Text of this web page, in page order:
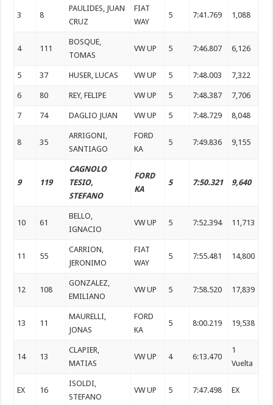
3 8
PAULIDES, JUAN
CRUZ
FIAT
WAY
5 7:41.769 1,088
4 111
BOSQUE,
TOMAS
VW UP 5 7:46.807 6,126
5 37 HUSER, LUCAS VW UP 5 7:48.003 7,322
6 80 REY, FELIPE VW UP 5 7:48.387 7,706
7 74 DAGLIO JUAN VW UP 5 7:48.729 8,048
8 35
ARRIGONI,
SANTIAGO
FORD
KA
5 7:49.836 9,155
9 119
CAGNOLO
TESIO,
STEFANO
FORD
KA
5 7:50.321 9,640
10 61
BELLO,
IGNACIO
VW UP 5 7:52.394 11,713
11 55
CARRION,
JERONIMO
FIAT
WAY
5 7:55.481 14,800
12 108
GONZALEZ,
EMILIANO
VW UP 5 7:58.520 17,839
13 11
MAURELLI,
JONAS
FORD
KA
5 8:00.219 19,538
14 13
CLAPIER,
MATIAS
VW UP 4 6:13.470
1
Vuelta
EX 16
ISOLDI,
STEFANO
VW UP 5 7:47.498 EX